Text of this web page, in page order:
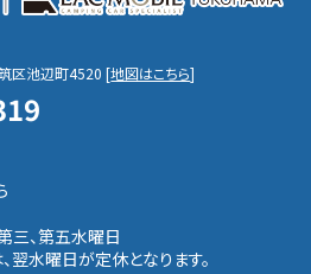
区池辺町4520[地図はこちら]
三、第五水曜日
水曜日が定休となります。